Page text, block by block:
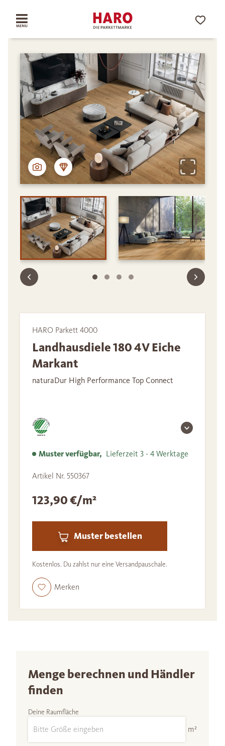
HARO Parkett 4000
Landhausdiele 180 4V Eiche
Markant
naturaDur High Performance Top Connect
Muster verfügbar, Lieferzeit 3 - 4 Werktage
Artikel Nr. 550367
123,90 €/m²
Muster bestellen
Kostenlos. Du zahlst nur eine Versandpauschale.
Merken
Menge berechnen und Händler
finden
Deine Raumfläche
m²